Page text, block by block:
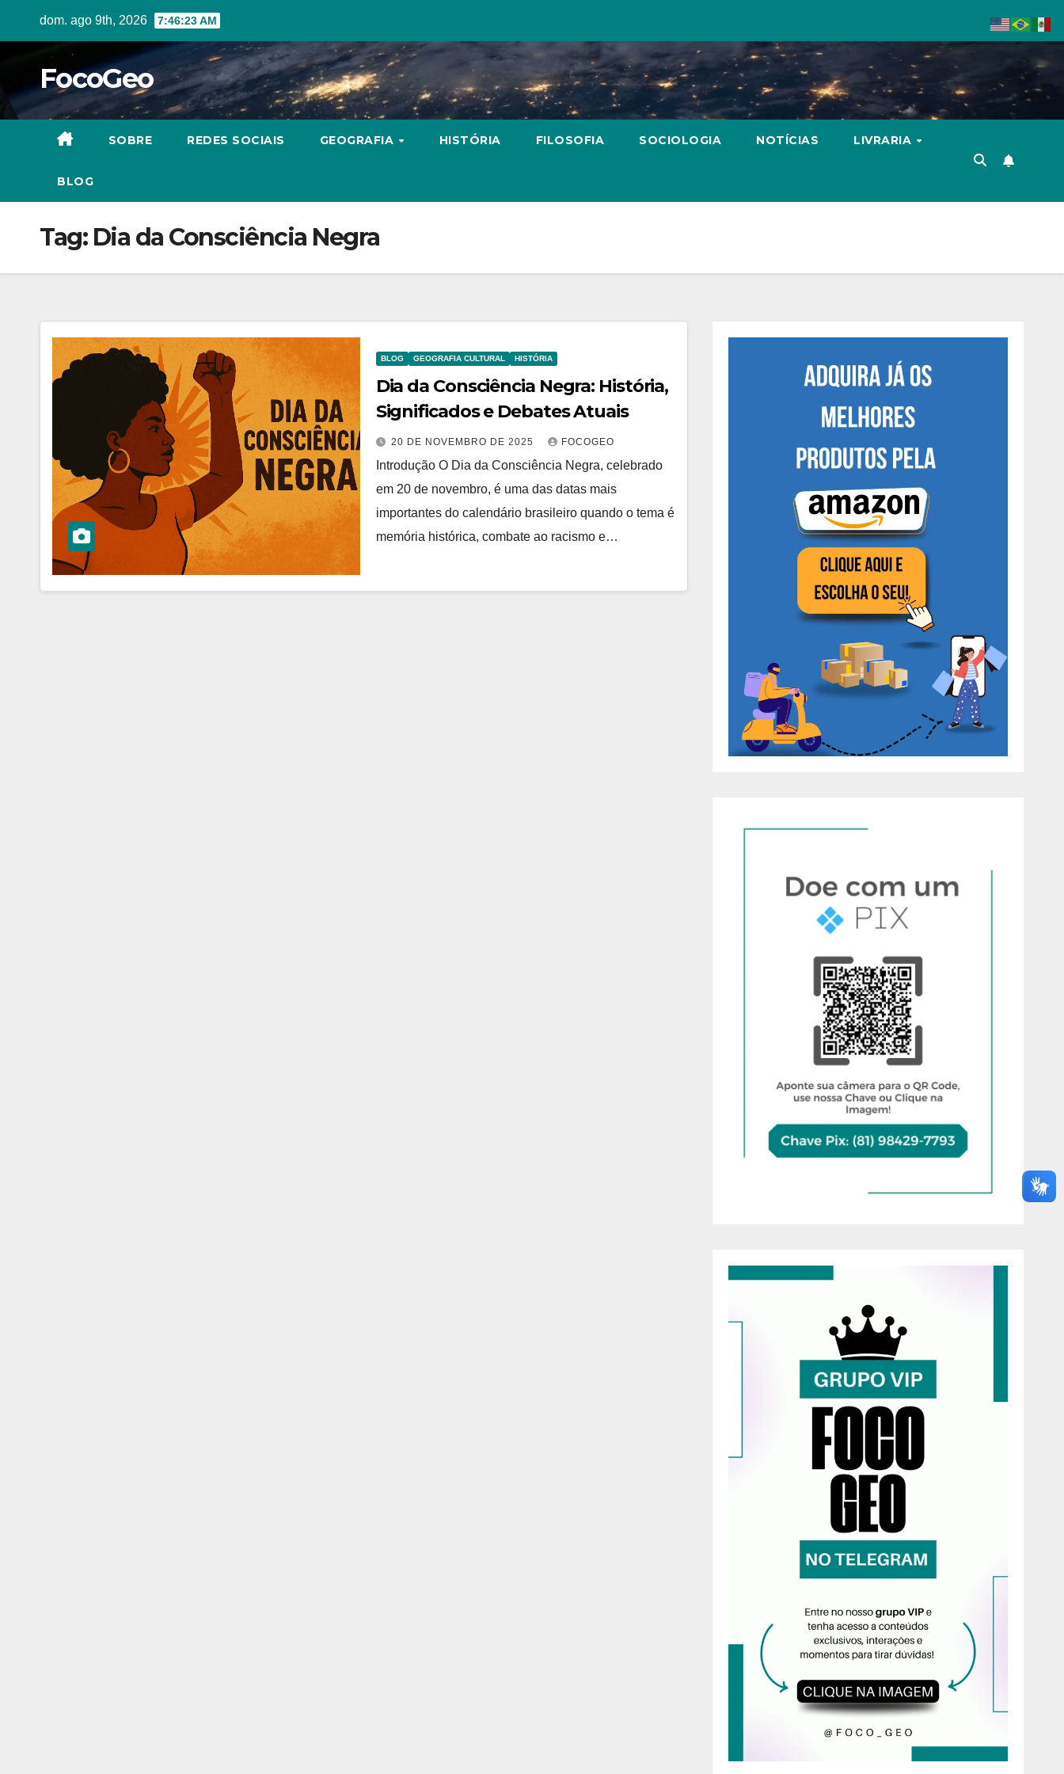
dom. ago 9th, 2026 7:46:24 AM
FocoGeo
SOBRE REDES SOCIAIS GEOGRAFIA HISTÓRIA FILOSOFIA SOCIOLOGIA NOTÍCIAS LIVRARIA
BLOG
Tag: Dia da Consciência Negra
BLOG GEOGRAFIA CULTURAL HISTÓRIA
Dia da Consciência Negra: História,
Significados e Debates Atuais
20 DE NOVEMBRO DE 2025 FOCOGEO
Introdução O Dia da Consciência Negra, celebrado
em 20 de novembro, é uma das datas mais
importantes do calendário brasileiro quando o tema é
memória histórica, combate ao racismo e…